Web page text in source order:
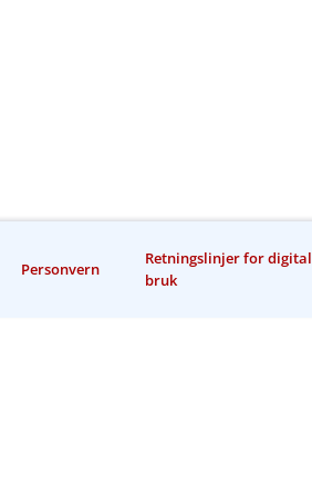
Personvern
Retningslinjer for digital
bruk